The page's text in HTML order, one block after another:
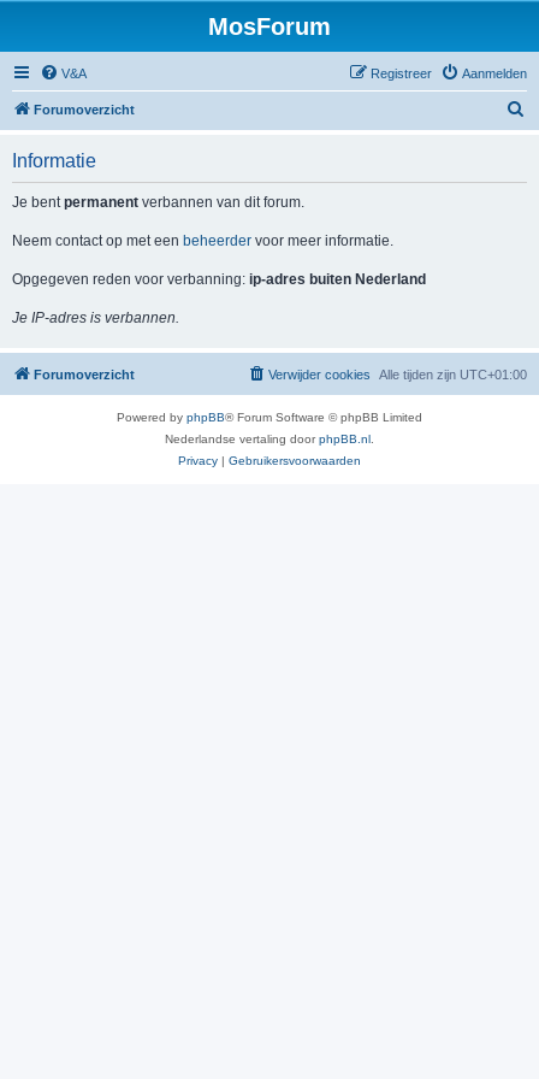
MosForum
V&A Aanmelden
Registreer
Forumoverzicht
Informatie
Je bentpermanent verbannen van dit forum.
Neem contact op met een beheerder voor meer informatie.
Opgegeven reden voor verbanning: ip-adres buiten Nederland
Je IP-adres is verbannen.
Forumoverzicht Alle tijden zijn UTC+01:00
Verwijder cookies
Powered by phpBB® Forum Software © phpBB Limited
Nederlandse vertaling doorphpBB.nl
Privacy | Gebruikersvoorwaarden